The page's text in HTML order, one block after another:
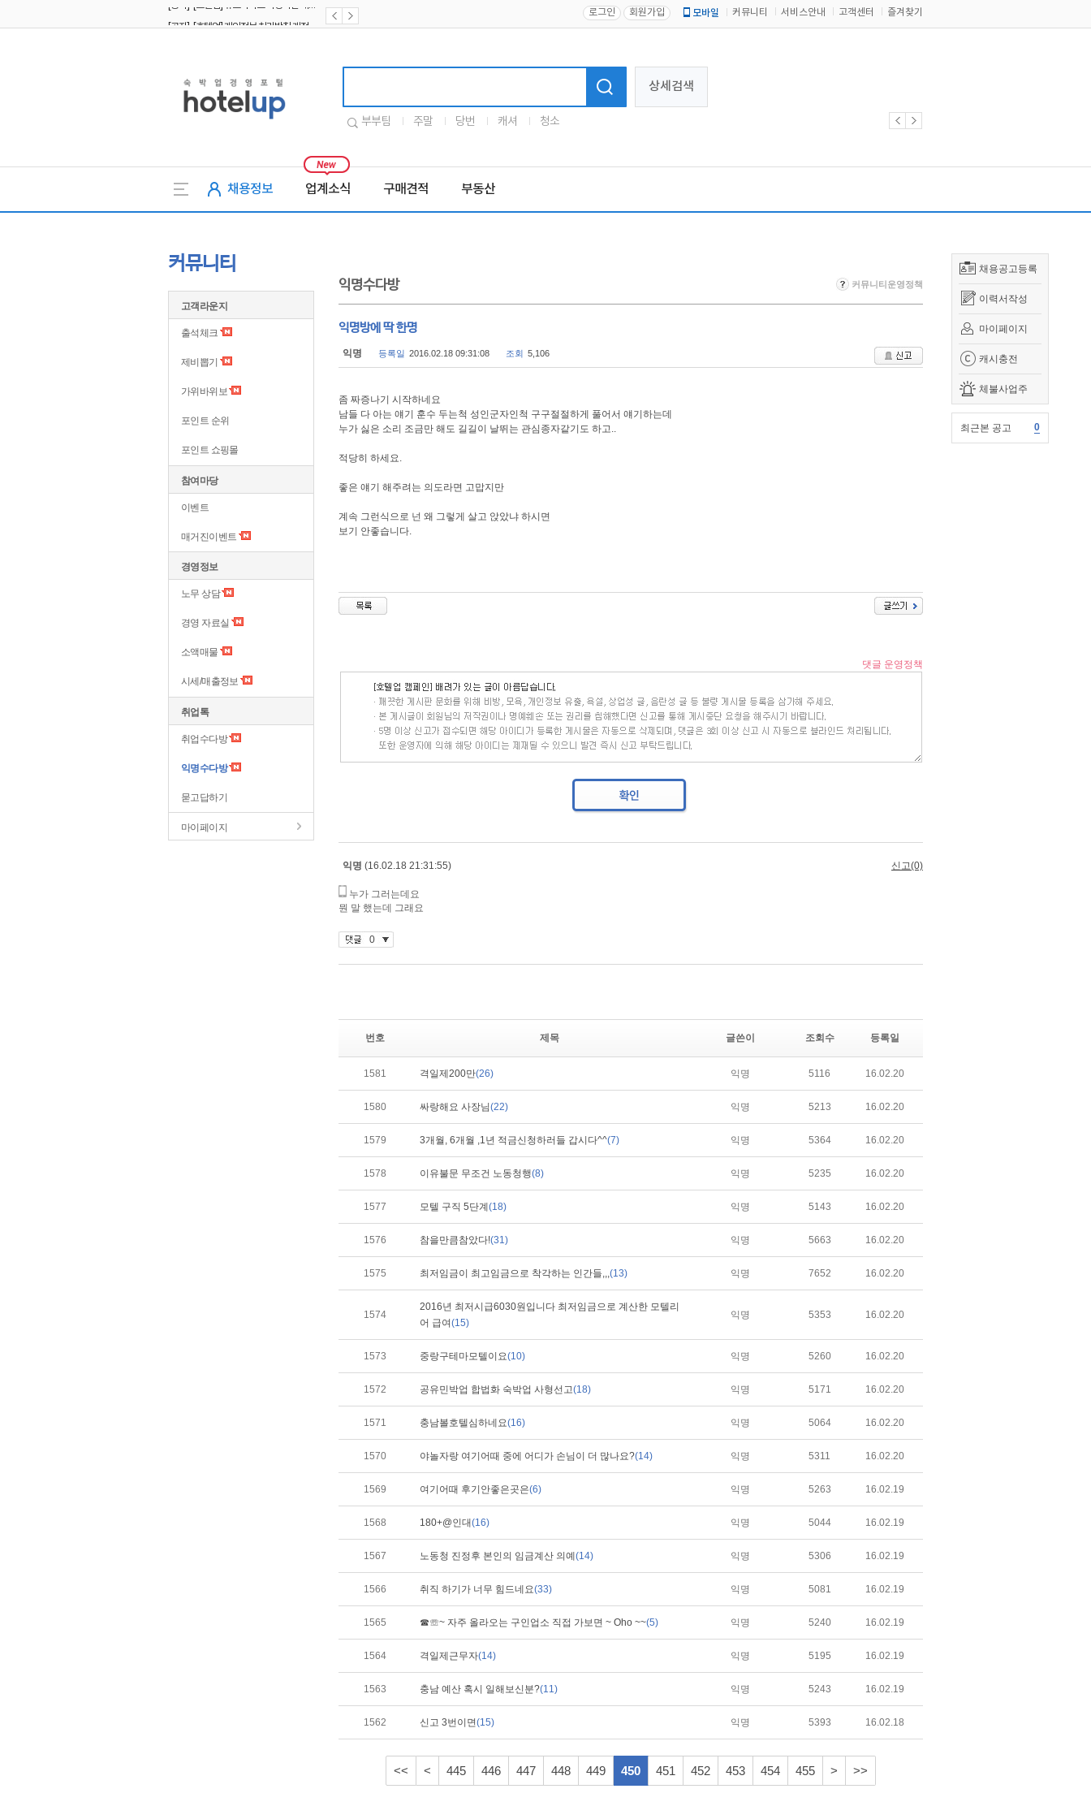
로그인 회원가입 모바일 커뮤니티 서비스안내 고객센터 즐겨찾기
상세검색
부부팀 주말 당번 캐셔 청소
채용정보 업계소식 구매견적 부동산
채용공고등록
이력서작성
마이페이지
캐시충전
체불사업주
최근본 공고 0
커뮤니티
고객라운지
출석체크
제비뽑기
가위바위보
포인트 순위
포인트 쇼핑몰
참여마당
이벤트
매거진이벤트
경영정보
노무 상담
경영 자료실
소액매물
시세/매출정보
취업톡
취업수다방
익명수다방
묻고답하기
마이페이지
익명수다방 커뮤니티운영정책
익명방에 딱 한명
익명 등록일 2016.02.18 09:31:08 조회 5,106
좀 짜증나기 시작하네요
남들 다 아는 얘기 훈수 두는척 성인군자인척 구구절절하게 풀어서 얘기하는데
누가 싫은 소리 조금만 해도 길길이 날뛰는 관심종자같기도 하고..
적당히 하세요.
좋은 얘기 해주려는 의도라면 고맙지만
계속 그런식으로 넌 왜 그렇게 살고 앉았냐 하시면
보기 안좋습니다.
번호 제목 글쓴이 조회수 등록일
1581 격일제200만(26) 익명 5116 16.02.20
1580 싸랑해요 사장님(22) 익명 5213 16.02.20
1579 3개월, 6개월 ,1년 적금신청하러들 갑시다^^(7) 익명 5364 16.02.20
1578 이유불문 무조건 노동청행(8) 익명 5235 16.02.20
1577 모텔 구직 5단계 (18) 익명 5143 16.02.20
1576 참을만큼참았다!(31) 익명 5663 16.02.20
1575 최저임금이 최고임금으로 착각하는 인간들,,,(13) 익명 7652 16.02.20
1574
2016년 최저시급6030원입니다 최저임금으로 계산한 모텔리
어 급여(15)
익명 5353 16.02.20
1573 중랑구테마모텔이요(10) 익명 5260 16.02.20
1572 공유민박업 합법화 숙박업 사형선고(18) 익명 5171 16.02.20
1571 충남볼호텔심하네요(16) 익명 5064 16.02.20
1570 야놀자랑 여기어때 중에 어디가 손님이 더 많나요?(14) 익명 5311 16.02.20
1569 여기어때 후기안좋은곳은(6) 익명 5263 16.02.19
1568 180+@인대(16) 익명 5044 16.02.19
1567 노동청 진정후 본인의 임금계산 의예 (14) 익명 5306 16.02.19
1566 취직 하기가 너무 힘드네요(33) 익명 5081 16.02.19
1565 ☎☏~ 자주 올라오는 구인업소 직접 가보면 ~ Oho ~~(5) 익명 5240 16.02.19
1564 격일제근무자(14) 익명 5195 16.02.19
1563 충남 예산 혹시 일해보신분?(11) 익명 5243 16.02.19
1562 신고 3번이면(15) 익명 5393 16.02.18
<< < 445 446 447 448 449 450 451 452 453 454 455 > >>